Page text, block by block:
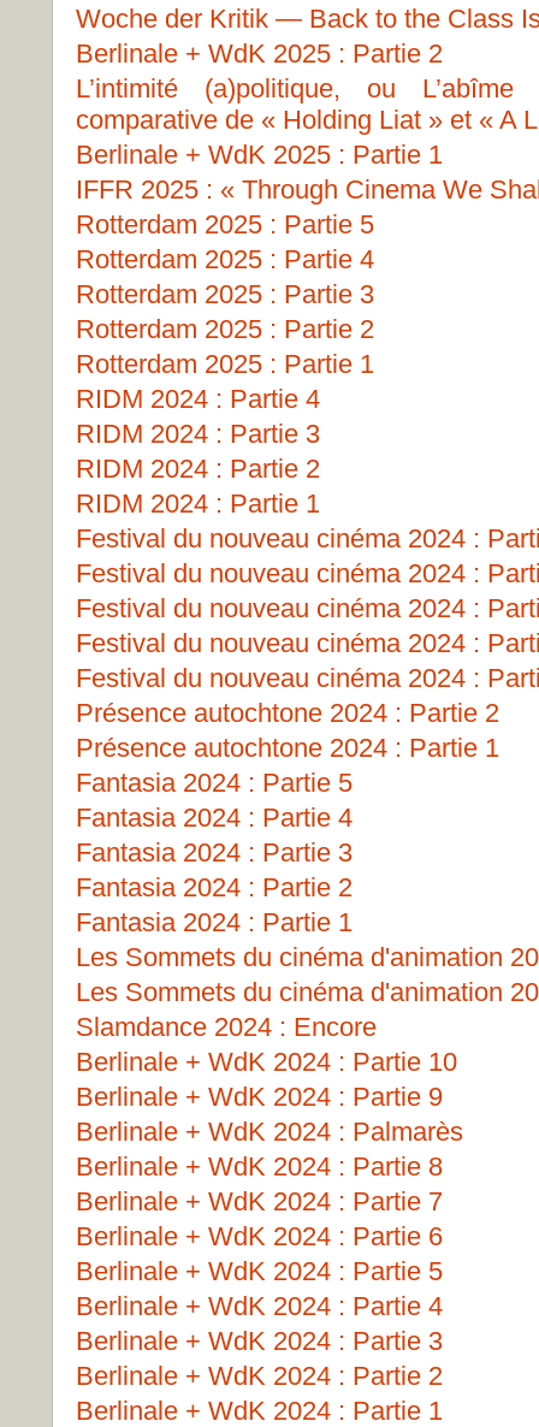
Woche der Kritik — Back to the Class
Berlinale + WdK 2025 : Partie 2
L’intimité (a)politique, ou
comparative de « Holding Liat » et « A
Berlinale + WdK 2025 : Partie 1
IFFR 2025 : « Through Cinema We
Rotterdam 2025 : Partie 5
Rotterdam 2025 : Partie 4
Rotterdam 2025 : Partie 3
Rotterdam 2025 : Partie 2
Rotterdam 2025 : Partie 1
RIDM 2024 : Partie 4
RIDM 2024 : Partie 3
RIDM 2024 : Partie 2
RIDM 2024 : Partie 1
Festival du nouveau cinéma 2024 :
Festival du nouveau cinéma 2024 :
Festival du nouveau cinéma 2024 :
Festival du nouveau cinéma 2024 :
Festival du nouveau cinéma 2024 :
Présence autochtone 2024 : Partie 2
Présence autochtone 2024 : Partie 1
Fantasia 2024 : Partie 5
Fantasia 2024 : Partie 4
Fantasia 2024 : Partie 3
Fantasia 2024 : Partie 2
Fantasia 2024 : Partie 1
Les Sommets du cinéma d'animation
Les Sommets du cinéma d'animation
Slamdance 2024 : Encore
Berlinale + WdK 2024 : Partie 10
Berlinale + WdK 2024 : Partie 9
Berlinale + WdK 2024 : Palmarès
Berlinale + WdK 2024 : Partie 8
Berlinale + WdK 2024 : Partie 7
Berlinale + WdK 2024 : Partie 6
Berlinale + WdK 2024 : Partie 5
Berlinale + WdK 2024 : Partie 4
Berlinale + WdK 2024 : Partie 3
Berlinale + WdK 2024 : Partie 2
Berlinale + WdK 2024 : Partie 1